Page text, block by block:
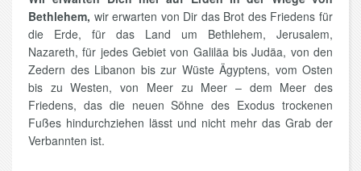
Bethlehem, wir erwarten von Dir das Brot des Friedens für
die Erde, für das Land um Bethlehem, Jerusalem,
Nazareth, für jedes Gebiet von Galiläa bis Judäa, von den
Zedern des Libanon bis zur Wüste Ägyptens, vom Osten
bis zu Westen, von Meer zu Meer – dem Meer des
Friedens, das die neuen Söhne des Exodus trockenen
Fußes hindurchziehen lässt und nicht mehr das Grab der
Verbannten ist.